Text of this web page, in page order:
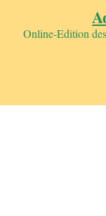
Online-Edition